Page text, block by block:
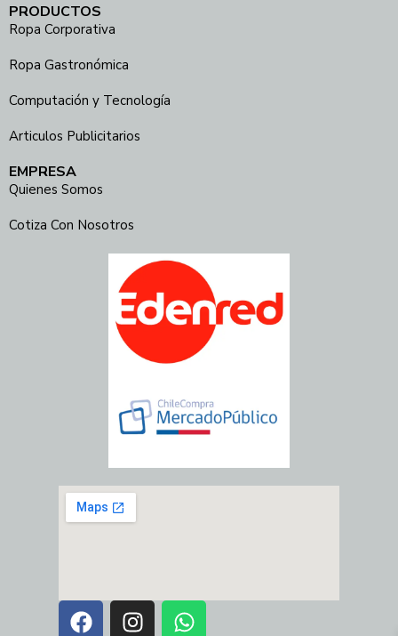
PRODUCTOS
Ropa Corporativa
Ropa Gastronómica
Computación y Tecnología
Articulos Publicitarios
EMPRESA
Quienes Somos
Cotiza Con Nosotros